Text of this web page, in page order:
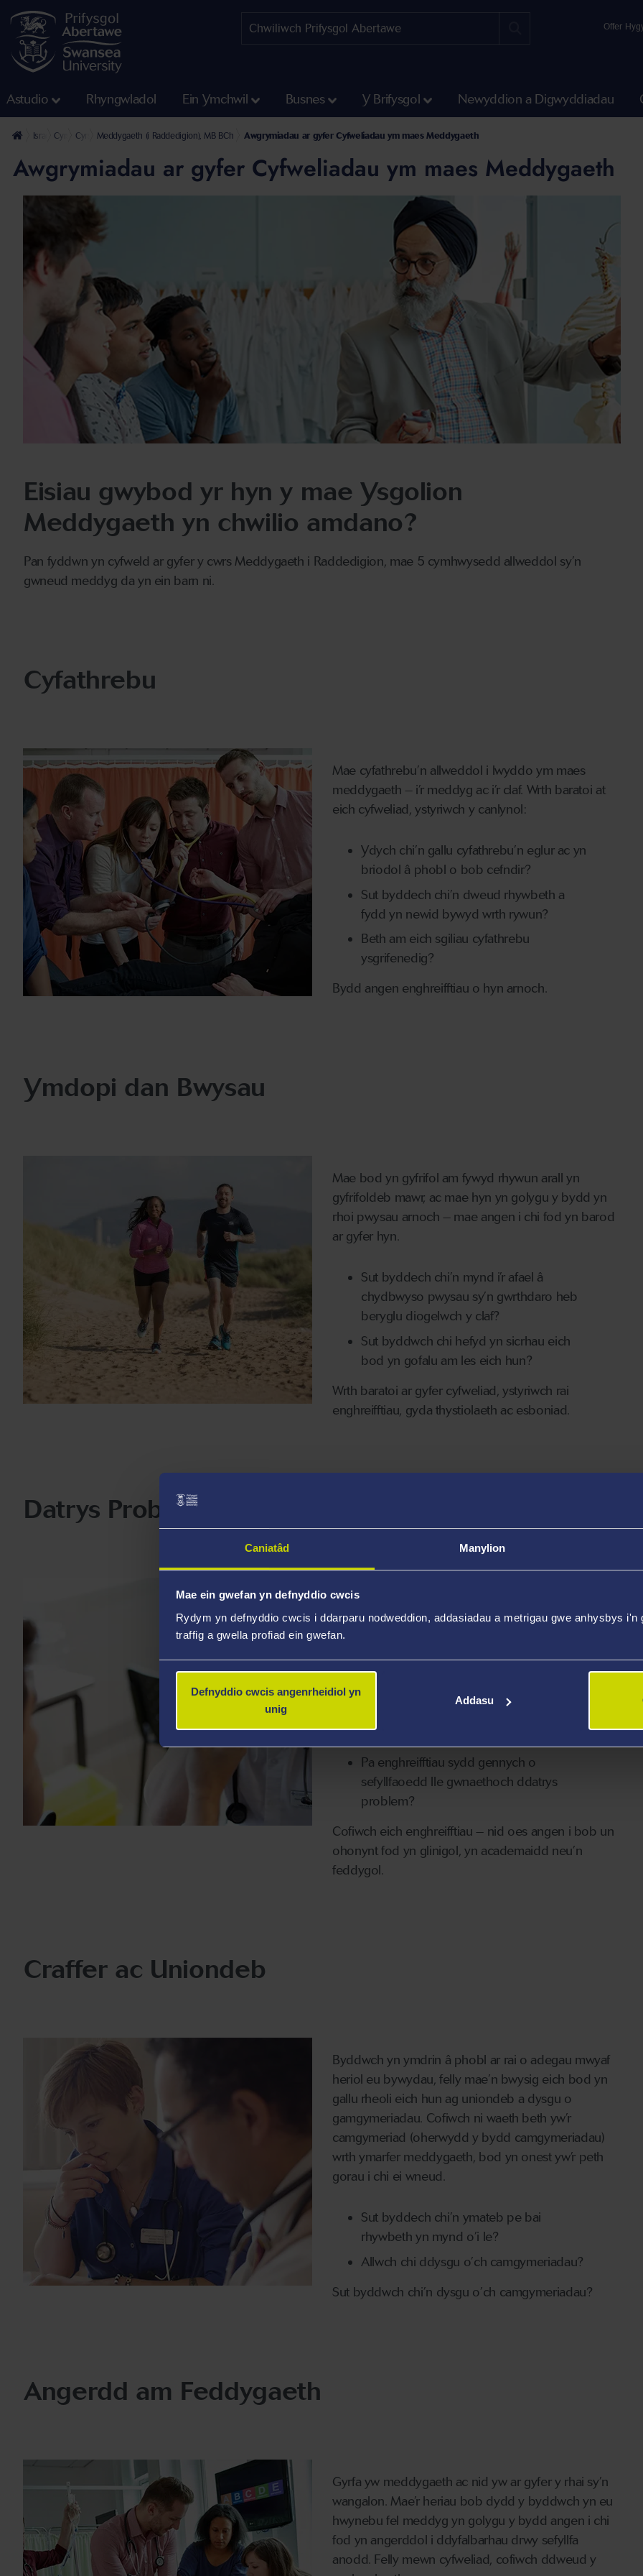
Caniatâd Manylion
Mae ein gwefan yn defnyddio cwcis
Rydym yn defnyddio cwcis i ddarparu nodweddion, addasiadau a metrigau gwe anhysbys i'n
traffig a gwella profiad ein gwefan.
Defnyddio cwcis angenrheidiol yn
unig
Addasu
Offer
Astudio Rhyngwladol Ein Ymchwil Busnes Y Brifysgol Newyddion a Digwyddiadau
IsraddedigCyrsiau Israddedig
Cyrsiau Meddygaeth Israddedig
Meddygaeth (i Raddedigion), MB BCh Awgrymiadau ar gyfer Cyfweliadau ym maes Meddygaeth
Awgrymiadau ar gyfer Cyfweliadau ym maes Meddygaeth
Eisiau gwybod yr hyn y mae Ysgolion
Meddygaeth yn chwilio amdano?
Pan fyddwn yn cyfweld ar gyfer y cwrs Meddygaeth i Raddedigion, mae 5 cymhwysedd allweddol sy’n
gwneud meddyg da yn ein barn ni.
Cyfathrebu
Mae cyfathrebu’n allweddol i lwyddo ym maes
meddygaeth – i’r meddyg ac i’r claf. Wrth baratoi at
eich cyfweliad, ystyriwch y canlynol:
Ydych chi’n gallu cyfathrebu’n eglur ac yn
briodol â phobl o bob cefndir?
Sut byddech chi’n dweud rhywbeth a
fydd yn newid bywyd wrth rywun?
Beth am eich sgiliau cyfathrebu
ysgrifenedig?
Bydd angen enghreifftiau o hyn arnoch.
Ymdopi dan Bwysau
Mae bod yn gyfrifol am fywyd rhywun arall yn
gyfrifoldeb mawr, ac mae hyn yn golygu y bydd yn
rhoi pwysau arnoch – mae angen i chi fod yn barod
ar gyfer hyn.
Sut byddech chi’n mynd i’r afael â
chydbwyso pwysau sy’n gwrthdaro heb
beryglu diogelwch y claf?
Sut byddwch chi hefyd yn sicrhau eich
bod yn gofalu am les eich hun?
Wrth baratoi ar gyfer cyfweliad, ystyriwch rai
enghreifftiau, gyda thystiolaeth ac esboniad.
Datrys Problemau
Mae iechyd dynol a lles yn aml yn bosau sy’n gallu
bod yn eithaf dryslyd. I fod yn feddyg da, mae
angen eich bod yn gallu datrys y problemau hyn a
rhoi diagnosis cywir.
Pa sgiliau sydd gennych a fyddai’n golygu
Pa enghreifftiau sydd gennych o
sefyllfaoedd lle gwnaethoch ddatrys
problem?
Cofiwch eich enghreifftiau – nid oes angen i bob un
ohonynt fod yn glinigol, yn academaidd neu’n
feddygol.
Craffer ac Uniondeb
Byddwch yn ymdrin â phobl ar rai o adegau mwyaf
heriol eu bywydau, felly mae’n bwysig eich bod yn
gallu rheoli eich hun ag uniondeb a dysgu o
gamgymeriadau. Cofiwch ni waeth beth yw’r
camgymeriad (oherwydd y bydd camgymeriadau)
wrth ymarfer meddygaeth, bod yn onest yw’r peth
gorau i chi ei wneud.
Sut byddech chi’n ymateb pe bai
rhywbeth yn mynd o’i le?
Allwch chi ddysgu o’ch camgymeriadau?
Sut byddwch chi’n dysgu o’ch camgymeriadau?
Angerdd am Feddygaeth
Gyrfa yw meddygaeth ac nid yw ar gyfer y rhai sy’n
wangalon. Mae’r heriau bob dydd y byddwch yn eu
hwynebu fel meddyg yn golygu y bydd angen i chi
fod yn angerddol i ddyfalbarhau drwy sefyllfa
anodd. Felly mewn cyfweliad, cofiwch ddweud y